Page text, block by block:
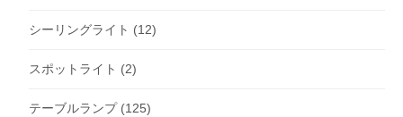
シーリングライト (12)
スポットライト (2)
テーブルランプ(125)